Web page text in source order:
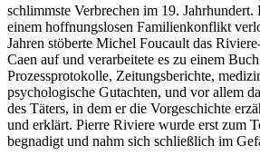
schlimmste Verbrechen im 19. Jahrhundert.
einem hoffnungslosen Familienkonflikt
Jahren stöberte Michel Foucault das
Caen auf und verarbeitete es zu einem
Prozessprotokolle, Zeitungsberichte,
psychologische Gutachten, und vor allem
des Täters, in dem er die Vorgeschichte
und erklärt. Pierre Riviere wurde erst zum
begnadigt und nahm sich schließlich im